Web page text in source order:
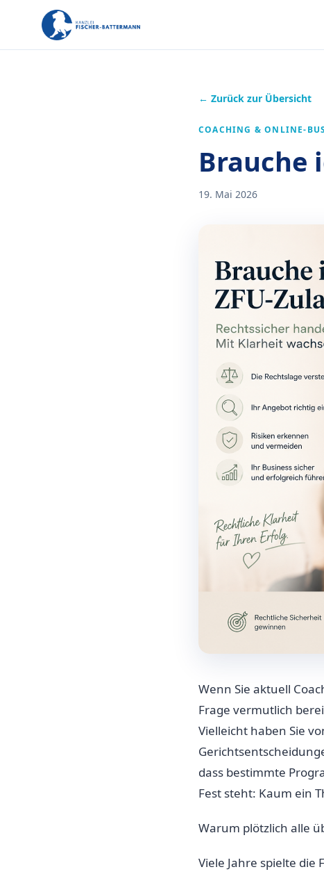
← Zurück zur Übersicht
COACHING & ONLINE-
Brauche
19. Mai 2026
Wenn Sie aktuell
Frage vermutlich
Vielleicht haben Sie
dass bestimmte
Fest steht: Kaum ein
Warum plötzlich alle
Viele Jahre spielte